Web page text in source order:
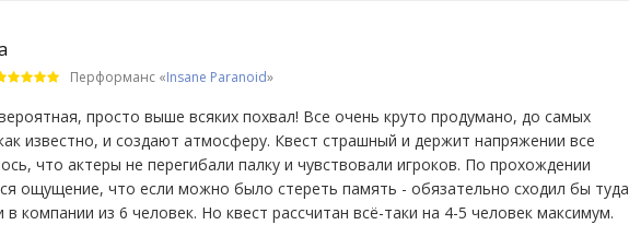
Перформанс «Insane Paranoid»
просто выше всяких похвал! Все очень круто продумано, до самых
известно, и создают атмосферу. Квест страшный и держит напряжении все
что актеры не перегибали палку и чувствовали игроков. По прохождении
ощущение, что если можно было стереть память - обязательно сходил бы туда
компании из 6 человек. Но квест рассчитан всё-таки на 4-5 человек максимум.